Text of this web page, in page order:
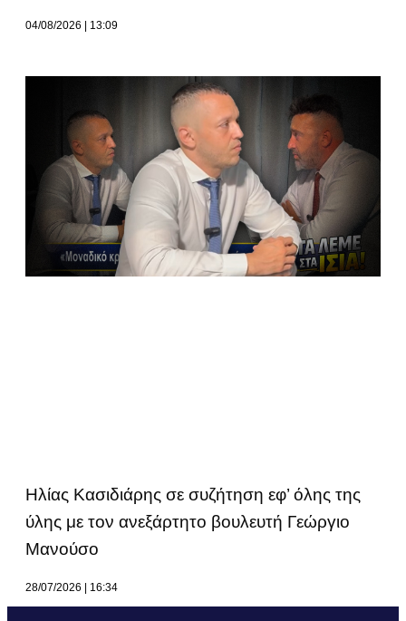
04/08/2026 13:09
Ηλίας Κασιδιάρης σε συζήτηση εφ’ όλης της
ύλης με τον ανεξάρτητο βουλευτή Γεώργιο
Μανούσο
28/07/2026 16:34